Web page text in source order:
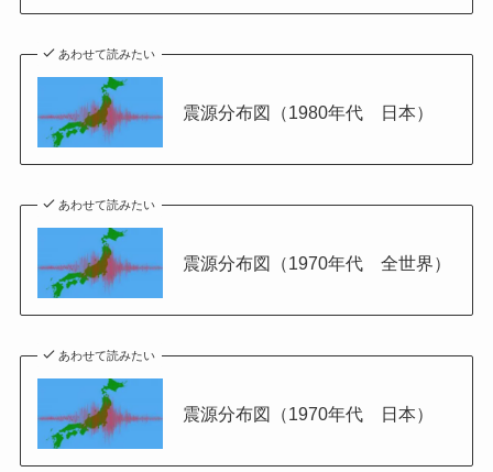
あわせて読みたい
震源分布図（1980年代 日本）
あわせて読みたい
震源分布図（1970年代 全世界）
あわせて読みたい
震源分布図（1970年代 日本）